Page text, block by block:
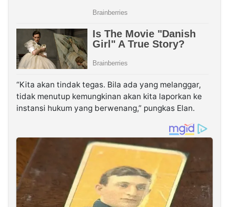
“Kita akan tindak tegas. Bila ada yang melanggar,
tidak menutup kemungkinan akan kita laporkan ke
instansi hukum yang berwenang,” pungkas Elan.